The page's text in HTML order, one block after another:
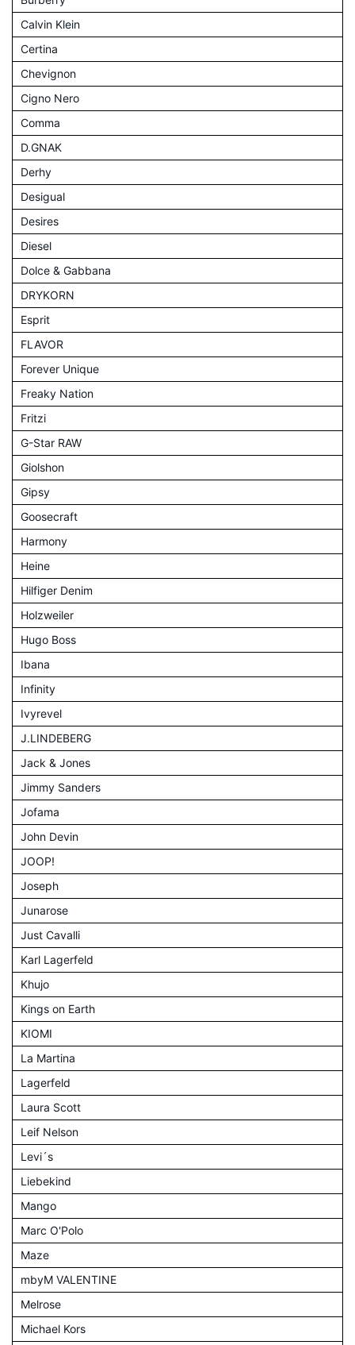
Calvin Klein
Certina
Chevignon
Cigno Nero
Comma
D.GNAK
Derhy
Desigual
Desires
Diesel
Dolce & Gabbana
DRYKORN
Esprit
FLAVOR
Forever Unique
Freaky Nation
Fritzi
G-Star RAW
Giolshon
Gipsy
Goosecraft
Harmony
Heine
Hilfiger Denim
Holzweiler
Hugo Boss
Ibana
Infinity
Ivyrevel
J.LINDEBERG
Jack & Jones
Jimmy Sanders
Jofama
John Devin
JOOP!
Joseph
Junarose
Just Cavalli
Karl Lagerfeld
Khujo
Kings on Earth
KIOMI
La Martina
Lagerfeld
Laura Scott
Leif Nelson
Levi´s
Liebekind
Mango
Marc O'Polo
Maze
mbyM VALENTINE
Melrose
Michael Kors